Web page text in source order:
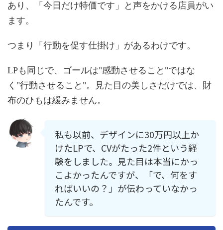
あり、「今日だけ特価です」と声をかける店員がい
ます。
つまり「行動を促す仕掛け」があるわけです。
LPも同じで、ゴールは"感動させること"ではな
く"行動させること"。見た目の美しさだけでは、財
布のひもは緩みません。
私も以前、デザインに30万円以上か
けたLPで、CVがたった2件という経
験をしました。見た目は本当にかっ
こよかったんですが、「で、何をす
ればいいの？」が伝わっていなかっ
たんです。